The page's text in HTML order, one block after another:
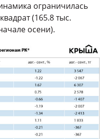
ограничилась
(165.8 тыс.
осени).